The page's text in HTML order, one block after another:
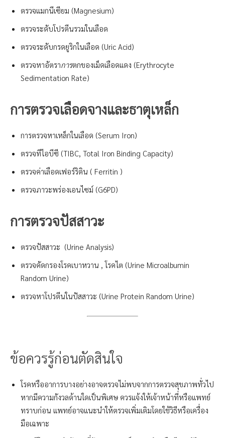
ตรวจแมกนีเซียม (Magnesium)
ตรวจระดับโปรตีนรวมในเลือด
ตรวจระดับกรดยูริกในเลือด (Uric Acid)
ตรวจหาอัตราการตกของเม็ดเลือดแดง (Erythrocyte
Sedimentation Rate)
การตรวจเลือดจางและธาตุเหล็ก
การตรวจหาเหล็กในเลือด (Serum Iron)
ตรวจทีไอบีซี (TIBC, Total Iron Binding Capacity)
ตรวจค่าเลือดเฟอร์ริติน ( Ferritin )
ตรวจภาวะพร่องเอนไซม์ (G6PD)
การตรวจปัสสาวะ
ตรวจปัสสาวะ (Urine Analysis)
ตรวจคัดกรองโรคเบาหวาน , โรคไต (Urine Microalbumin
Random Urine)
ตรวจหาโปรตีนในปัสสาวะ (Urine Protein Random Urine)
ข้อควรรู้ก่อนตัดสินใจ
โรคหรืออาการบางอย่างอาจตรวจไม่พบจากการตรวจสุขภาพทั่วไป
หากมีความกังวลด้านใดเป็นพิเศษ ควรแจ้งให้เจ้าหน้าที่หรือแพทย์
ทราบก่อน แพทย์อาจแนะนำให้ตรวจเพิ่มเติมโดยใช้วิธีหรือเครื่อง
มือเฉพาะ